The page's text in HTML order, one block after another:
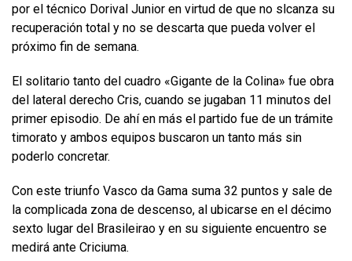
por el técnico Dorival Junior en virtud de que no slcanza su
recuperación total y no se descarta que pueda volver el
próximo fin de semana.
El solitario tanto del cuadro «Gigante de la Colina» fue obra
del lateral derecho Cris, cuando se jugaban 11 minutos del
primer episodio. De ahí en más el partido fue de un trámite
timorato y ambos equipos buscaron un tanto más sin
poderlo concretar.
Con este triunfo Vasco da Gama suma 32 puntos y sale de
la complicada zona de descenso, al ubicarse en el décimo
sexto lugar del Brasileirao y en su siguiente encuentro se
medirá ante Criciuma.